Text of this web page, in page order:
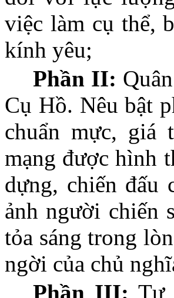
việc làm cụ thể,
kính yêu;
Phần II:
Cụ Hồ. Nêu bật
chuẩn mực, giá
mạng được hình
dựng, chiến đấu
ảnh người chiến
tỏa sáng trong
ngời của chủ
Phần III:Tư